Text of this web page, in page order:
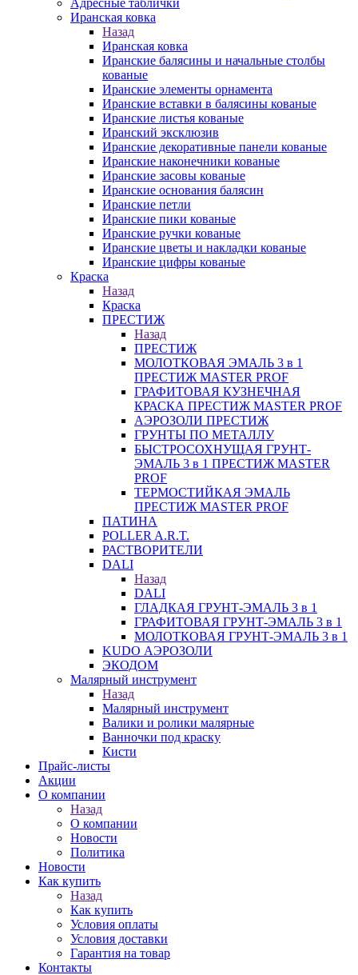
Адресные таблички
Иранская ковка
Назад
Иранская ковка
Иранские балясины и начальные столбы
кованые
Иранские элементы орнамента
Иранские вставки в балясины кованые
Иранские листья кованые
Иранский эксклюзив
Иранские декоративные панели кованые
Иранские наконечники кованые
Иранские засовы кованые
Иранские основания балясин
Иранские петли
Иранские пики кованые
Иранские ручки кованые
Иранские цветы и накладки кованые
Иранские цифры кованые
Краска
Назад
Краска
ПРЕСТИЖ
Назад
ПРЕСТИЖ
МОЛОТКОВАЯ ЭМАЛЬ 3 в 1
ПРЕСТИЖ MASTER PROF
ГРАФИТОВАЯ КУЗНЕЧНАЯ
КРАСКА ПРЕСТИЖ MASTER PROF
АЭРОЗОЛИ ПРЕСТИЖ
ГРУНТЫ ПО МЕТАЛЛУ
БЫСТРОСОХНУЩАЯ ГРУНТ-
ЭМАЛЬ 3 в 1 ПРЕСТИЖ MASTER
PROF
ТЕРМОСТИЙКАЯ ЭМАЛЬ
ПРЕСТИЖ MASTER PROF
ПАТИНА
POLLER A.R.T.
РАСТВОРИТЕЛИ
DALI
Назад
DALI
ГЛАДКАЯ ГРУНТ-ЭМАЛЬ 3 в 1
ГРАФИТОВАЯ ГРУНТ-ЭМАЛЬ 3 в 1
МОЛОТКОВАЯ ГРУНТ-ЭМАЛЬ 3 в 1
KUDO АЭРОЗОЛИ
ЭКОДОМ
Малярный инструмент
Назад
Малярный инструмент
Валики и ролики малярные
Ванночки под краску
Кисти
Прайс-листы
Акции
О компании
Назад
О компании
Новости
Политика
Новости
Как купить
Назад
Как купить
Условия оплаты
Условия доставки
Гарантия на товар
Контакты